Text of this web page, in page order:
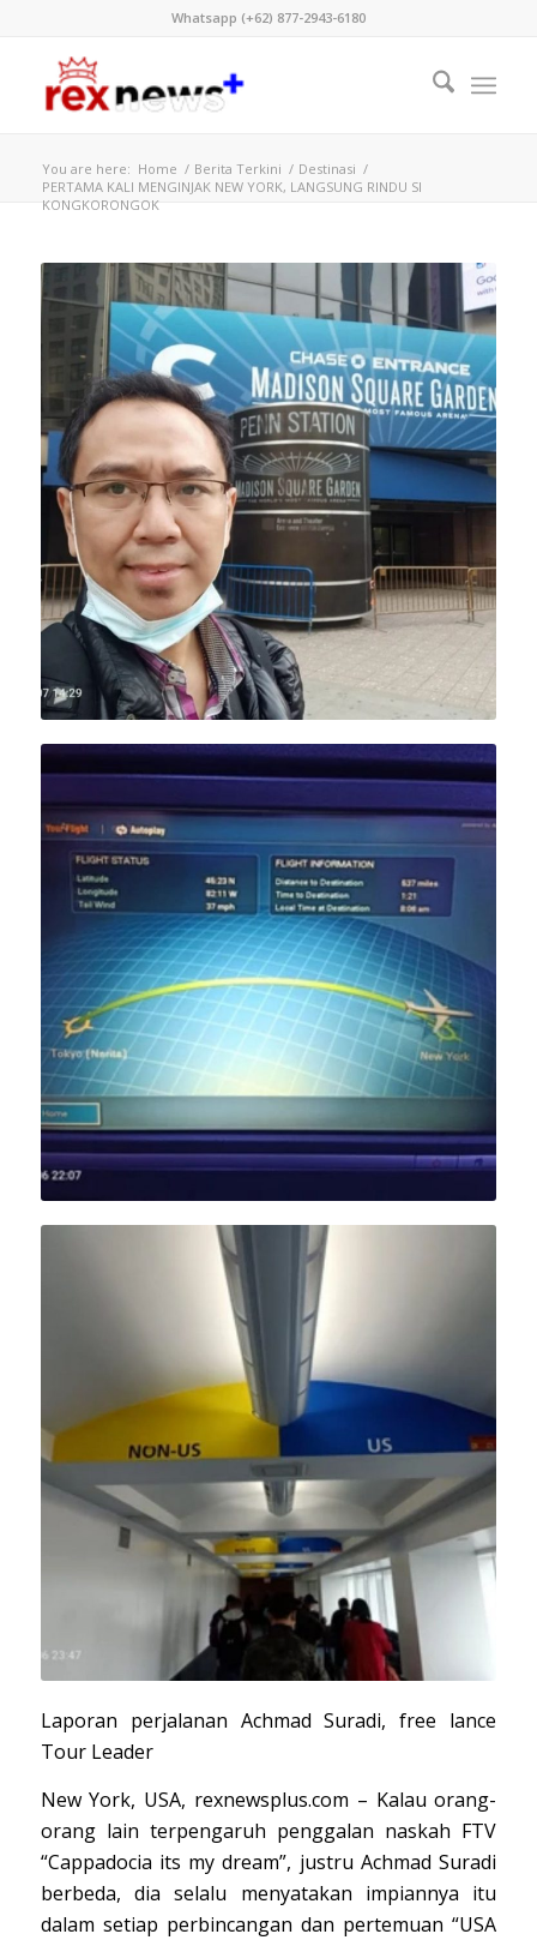
Whatsapp (+62) 877-2943-6180
You are here: Home / Berita Terkini / Destinasi /
PERTAMA KALI MENGINJAK NEW YORK, LANGSUNG RINDU SI
KONGKORONGOK
Laporan perjalanan Achmad Suradi, free lance
Tour Leader
New York, USA, rexnewsplus.com – Kalau orang-
orang lain terpengaruh penggalan naskah FTV
“Cappadocia its my dream”, justru Achmad Suradi
berbeda, dia selalu menyatakan impiannya itu
dalam setiap perbincangan dan pertemuan “USA